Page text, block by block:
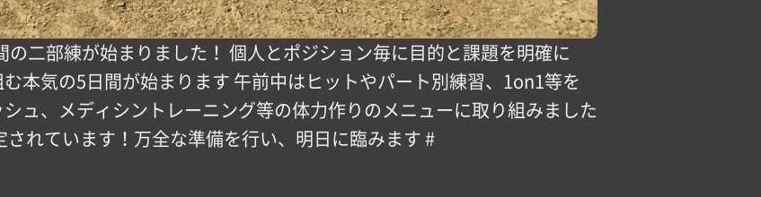
の二部練が始まりました！ 個人とポジション毎に目的と課題を明確に
本気の5日間が始まります 午前中はヒットやパート別練習、1on1等を
ュ、メディシントレーニング等の体力作りのメニューに取り組みました
れています！万全な準備を行い、明日に臨みます #